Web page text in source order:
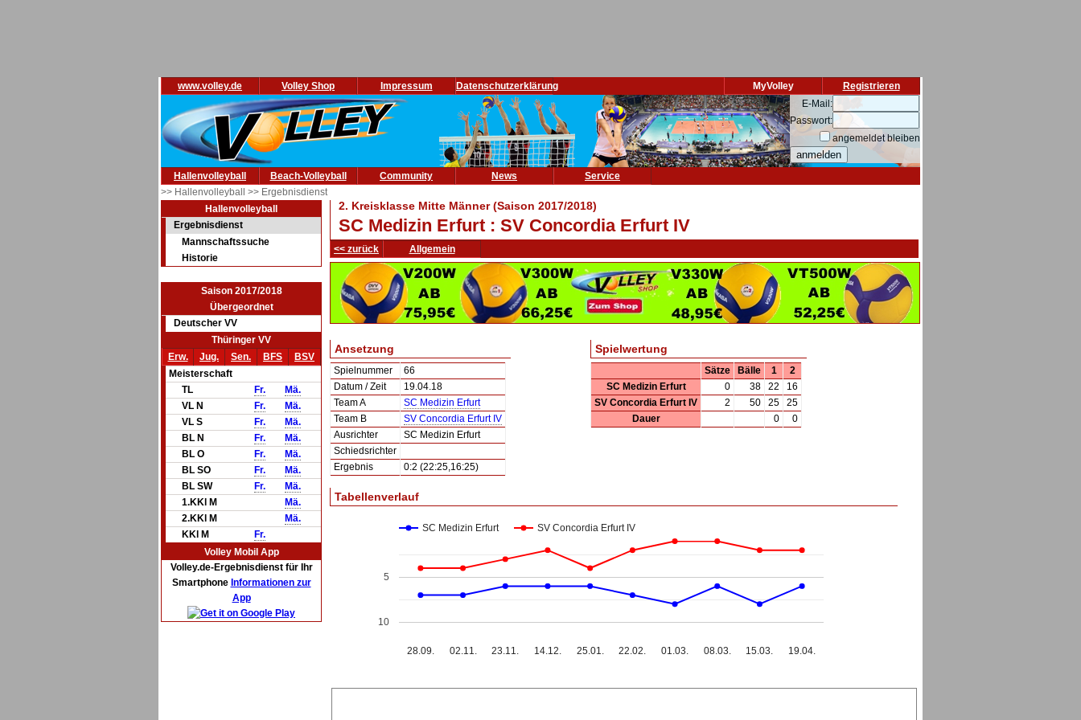
www.volley.de Volley Shop Impressum Datenschutzerklärung Registrieren
MyVolley
E-Mail:
Passwort:
angemeldet bleiben
Hallenvolleyball Beach-Volleyball Community News
Service
>> Hallenvolleyball >> Ergebnisdienst
Hallenvolleyball
Ergebnisdienst
Mannschaftssuche
Historie
Saison 2017/2018
Übergeordnet
Deutscher VV
Thüringer VV
Erw.
Jug. Sen. BFS
BSV
Meisterschaft
TL
Fr.
Mä.
VL N
Fr.
Mä.
VL S
Fr.
Mä.
BL N
Fr.
Mä.
BL O
Fr.
Mä.
BL SO
Fr.
Mä.
BL SW
Fr.
Mä.
1.KKl M
Mä.
2.KKl M
Mä.
KKl M
Fr.
Volley Mobil App
Volley.de-Ergebnisdienst für Ihr
Smartphone Informationen zur
App
2. Kreisklasse Mitte Männer (Saison 2017/2018)
SC Medizin Erfurt : SV Concordia Erfurt IV
<< zurück Allgemein
Ansetzung
Spielnummer
66
Datum / Zeit
19.04.18
Team A
SC Medizin Erfurt
Team B
SV Concordia Erfurt IV
Ausrichter
SC Medizin Erfurt
Schiedsrichter
Ergebnis
0:2 (22:25,16:25)
Spielwertung
Sätze Bälle 1
2
SC Medizin Erfurt
0 38 22
16
SV Concordia Erfurt IV
2 50 25
25
Dauer
0 0
Tabellenverlauf
SC Medizin Erfurt SV Concordia Erfurt IV
28.09. 02.11. 23.11. 14.12. 25.01. 22.02. 01.03. 08.03. 15.03. 19.04.
5
10